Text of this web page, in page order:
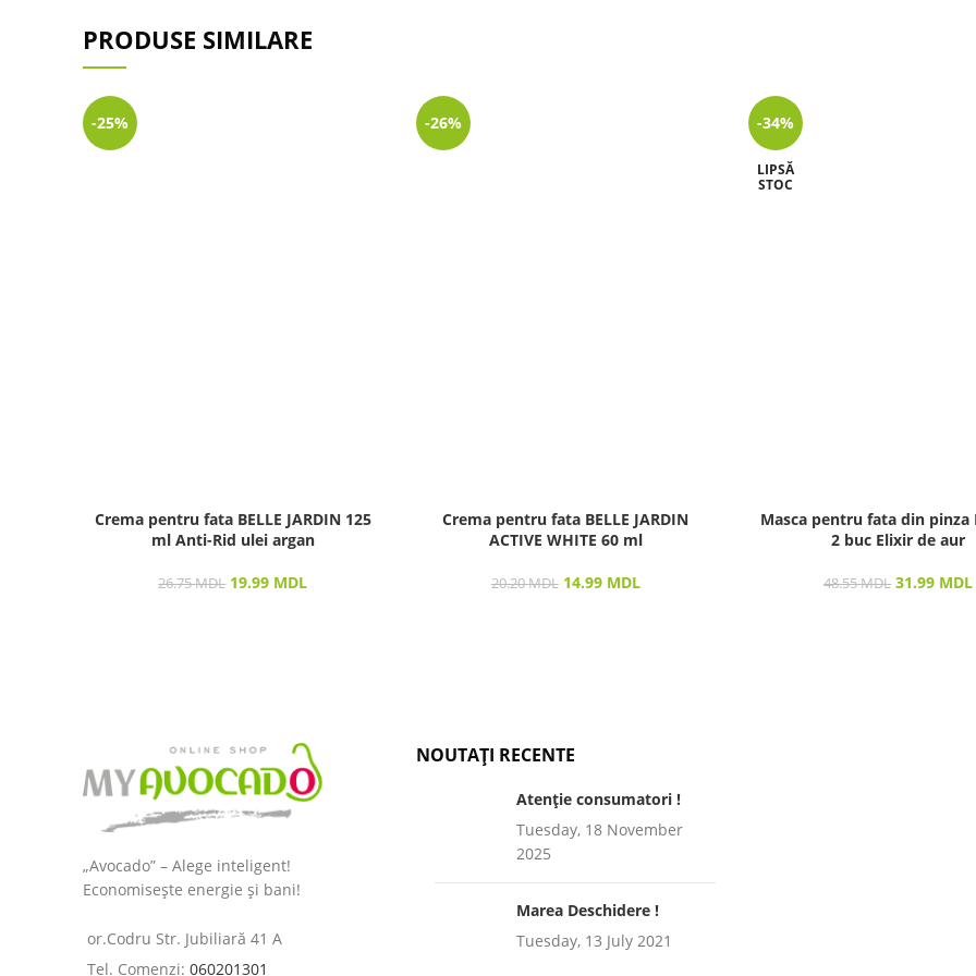
PRODUSE SIMILARE
-25%
Crema pentru fata BELLE JARDIN 125
ml Anti-Rid ulei argan
26.75MDL 19.99 MDL
-26%
Crema pentru fata BELLE JARDIN
ACTIVE WHITE 60 ml
20.20MDL 14.99 MDL
-34%
LIPSĂ
STOC
Masca pentru fata din pinza
2 buc Elixir de aur
48.55MDL 31.99 MDL
„Avocado” – Alege inteligent!
Economisește energie și bani!
or.Codru Str. Jubiliară 41 A
Tel. Comenzi: 060201301
NOUTAȚI RECENTE
Atenție consumatori !
Tuesday, 18 November
2025
Marea Deschidere !
Tuesday, 13 July 2021